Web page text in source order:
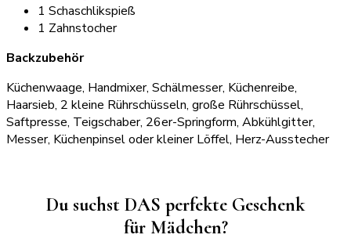
1 Schaschlikspieß
1 Zahnstocher
Backzubehör
Küchenwaage, Handmixer, Schälmesser, Küchenreibe,
Haarsieb, 2 kleine Rührschüsseln, große Rührschüssel,
Saftpresse, Teigschaber, 26er-Springform, Abkühlgitter,
Messer, Küchenpinsel oder kleiner Löffel, Herz-Ausstecher
Du suchst DAS perfekte Geschenk
für Mädchen?